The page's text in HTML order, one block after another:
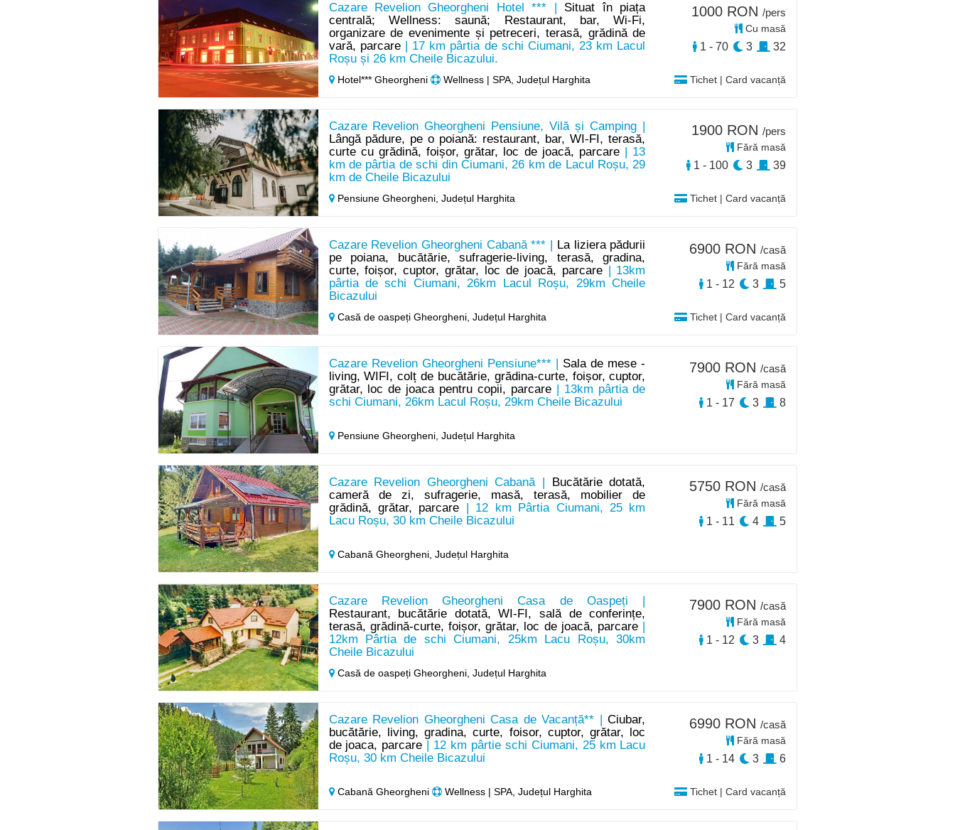
Cazare Revelion Gheorgheni Hotel *** | Situat în piața
centrală; Wellness: saună; Restaurant, bar, Wi-Fi,
organizare de evenimente și petreceri, terasă, grădină de
vară, parcare| 17 km pârtia de schi Ciumani, 23 km Lacul
Roșu și 26 km Cheile Bicazului.
Hotel*** Gheorgheni Wellness | SPA, Județul Harghita Tichet | Card vacanță
1000 RON /pers
Cu masă
1 - 70 3 32
Cazare Revelion Gheorgheni Pensiune, Vilă și Camping |
Lângă pădure, pe o poiană: restaurant, bar, WI-FI, terasă,
curte cu grădină, foișor, grătar, loc de joacă, parcare | 13
km de pârtia de schi din Ciumani, 26 km de Lacul Roșu, 29
km de Cheile Bicazului
Pensiune Gheorgheni, Județul Harghita Tichet | Card vacanță
1900 RON /pers
Fără masă
1 - 100 3 39
Cazare Revelion Gheorgheni Cabană *** |
La liziera pădurii
pe poiana, bucătărie, sufragerie-living, terasă, gradina,
curte, foișor, cuptor, grătar, loc de joacă, parcare| 13km
pârtia de schi Ciumani, 26km Lacul Roșu, 29km Cheile
Bicazului
Casă de oaspeți Gheorgheni, Județul Harghita Tichet | Card vacanță
6900 RON /casă
Fără masă
1 - 12 3 5
Cazare Revelion Gheorgheni Pensiune*** | Sala de mese -
living, WIFI, colț de bucătărie, grădina-curte, foișor, cuptor,
grătar, loc de joaca pentru copii, parcare| 13km pârtia de
schi Ciumani, 26km Lacul Roșu, 29km Cheile Bicazului
Pensiune Gheorgheni, Județul Harghita
7900 RON /casă
Fără masă
1 - 17 3 8
Cazare Revelion Gheorgheni Cabană |
Bucătărie dotată,
cameră de zi, sufragerie, masă, terasă, mobilier de
grădină, grătar, parcare | 12 km Pârtia Ciumani, 25 km
Lacu Roșu, 30 km Cheile Bicazului
Cabană Gheorgheni, Județul Harghita
5750 RON /casă
Fără masă
1 - 11 4 5
Cazare Revelion Gheorgheni Casa de Oaspeți |
Restaurant, bucătărie dotată, WI-FI, sală de conferințe,
terasă, grădină-curte, foișor, grătar, loc de joacă, parcare
12km Pârtia de schi Ciumani, 25km Lacu Roșu, 30km
Cheile Bicazului
Casă de oaspeți Gheorgheni, Județul Harghita
7900 RON /casă
Fără masă
1 - 12 3 4
Cazare Revelion Gheorgheni Casa de Vacanță** |Ciubar,
bucătărie, living, gradina, curte, foisor, cuptor, grătar, loc
de joaca, parcare | 12 km pârtie schi Ciumani, 25 km Lacu
Roșu, 30 km Cheile Bicazului
Cabană Gheorgheni Wellness | SPA, Județul Harghita Tichet | Card vacanță
6990 RON /casă
Fără masă
1 - 14 3 6